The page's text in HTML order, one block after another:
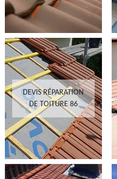
DEVIS RÉPARATION
DE TOITURE 86